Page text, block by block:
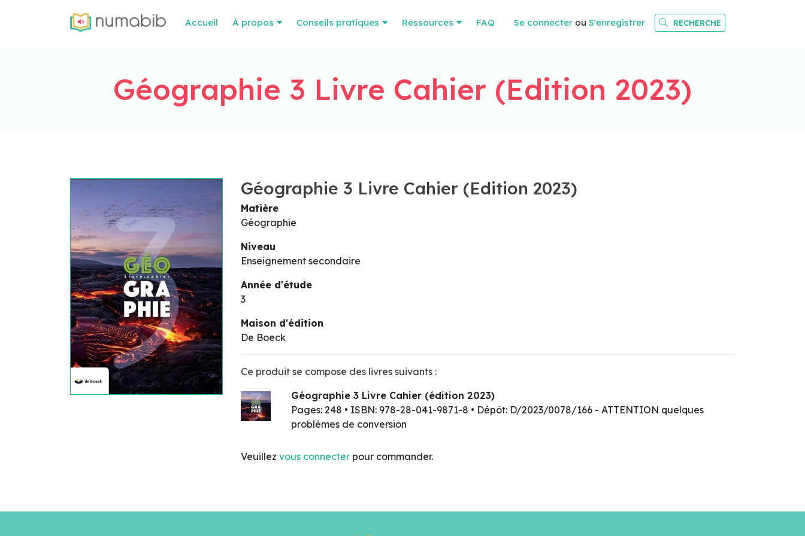
Accueil À propos Conseils pratiques Ressources FAQ Se connecter ou S'enregistrer RECHERCHE
Géographie 3 Livre Cahier (Edition 2023)
Géographie 3 Livre Cahier (Edition 2023)
Matière
Géographie
Niveau
Enseignement secondaire
Année d'étude
3
Maison d'édition
De Boeck
Ce produit se compose des livres suivants :
Géographie 3 Livre Cahier (édition 2023)
Pages: 248 • ISBN: 978-28-041-9871-8 • Dépôt: D/2023/0078/166 - ATTENTION quelques
problèmes de conversion
Veuillez vous connecter pour commander.